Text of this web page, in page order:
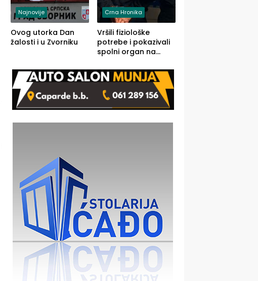
Najnovije
Ovog utorka Dan
žalosti i u Zvorniku
Crna Hronika
Vršili fiziološke
potrebe i pokazivali
spolni organ na
uslijedile kazne